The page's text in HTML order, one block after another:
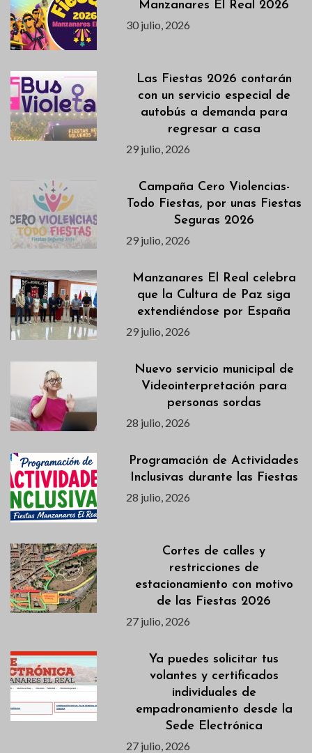
Manzanares El Real 2026
30 julio, 2026
Las Fiestas 2026 contarán
con un servicio especial de
autobús a demanda para
regresar a casa
29 julio, 2026
Campaña Cero Violencias-
Todo Fiestas, por unas Fiestas
Seguras 2026
29 julio, 2026
Manzanares El Real celebra
que la Cultura de Paz siga
extendiéndose por España
29 julio, 2026
Nuevo servicio municipal de
Videointerpretación para
personas sordas
28 julio, 2026
Programación de Actividades
Inclusivas durante las Fiestas
28 julio, 2026
Cortes de calles y
restricciones de
estacionamiento con motivo
de las Fiestas 2026
27 julio, 2026
Ya puedes solicitar tus
volantes y certificados
individuales de
empadronamiento desde la
Sede Electrónica
27 julio, 2026